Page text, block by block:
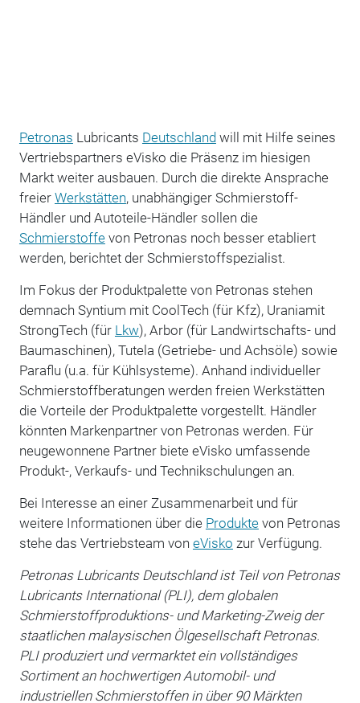
Petronas Lubricants Deutschlandwill mit Hilfe seines
Vertriebspartners eVisko die Präsenz im hiesigen
Markt weiter ausbauen. Durch die direkte Ansprache
freier Werkstätten, unabhängiger Schmierstoff-
Händler und Autoteile-Händler sollen die
Schmierstoffevon Petronas noch besser etabliert
werden, berichtet der Schmierstoffspezialist.
Im Fokus der Produktpalette von Petronas stehen
demnach Syntium mit CoolTech (für Kfz), Uraniamit
StrongTech (für Lkw), Arbor (für Landwirtschafts- und
Baumaschinen), Tutela (Getriebe- und Achsöle) sowie
Paraflu (u.a. für Kühlsysteme). Anhand individueller
Schmierstoffberatungen werden freien Werkstätten
die Vorteile der Produktpalette vorgestellt. Händler
könnten Markenpartner von Petronas werden. Für
neugewonnene Partner biete eVisko umfassende
Produkt-, Verkaufs- und Technikschulungen an.
Bei Interesse an einer Zusammenarbeit und für
weitere Informationen über die Produktevon Petronas
stehe das Vertriebsteam von eVisko zur Verfügung.
Petronas Lubricants Deutschland ist Teil von Petronas
Lubricants International (PLI), dem globalen
Schmierstoffproduktions- und Marketing-Zweig der
staatlichen malaysischen Ölgesellschaft Petronas.
PLI produziert und vermarktet ein vollständiges
Sortiment an hochwertigen Automobil- und
industriellen Schmierstoffen in über 90 Märkten